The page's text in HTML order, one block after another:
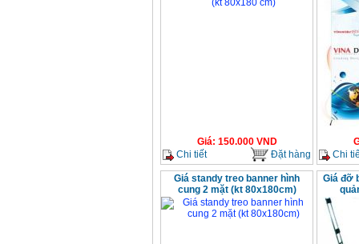
Giá: 150.000VND
Chi tiết
Đặt hàng
Chi
Giá standy treo banner hình
cung 2 mặt (kt 80x180cm)
Giá đỡ